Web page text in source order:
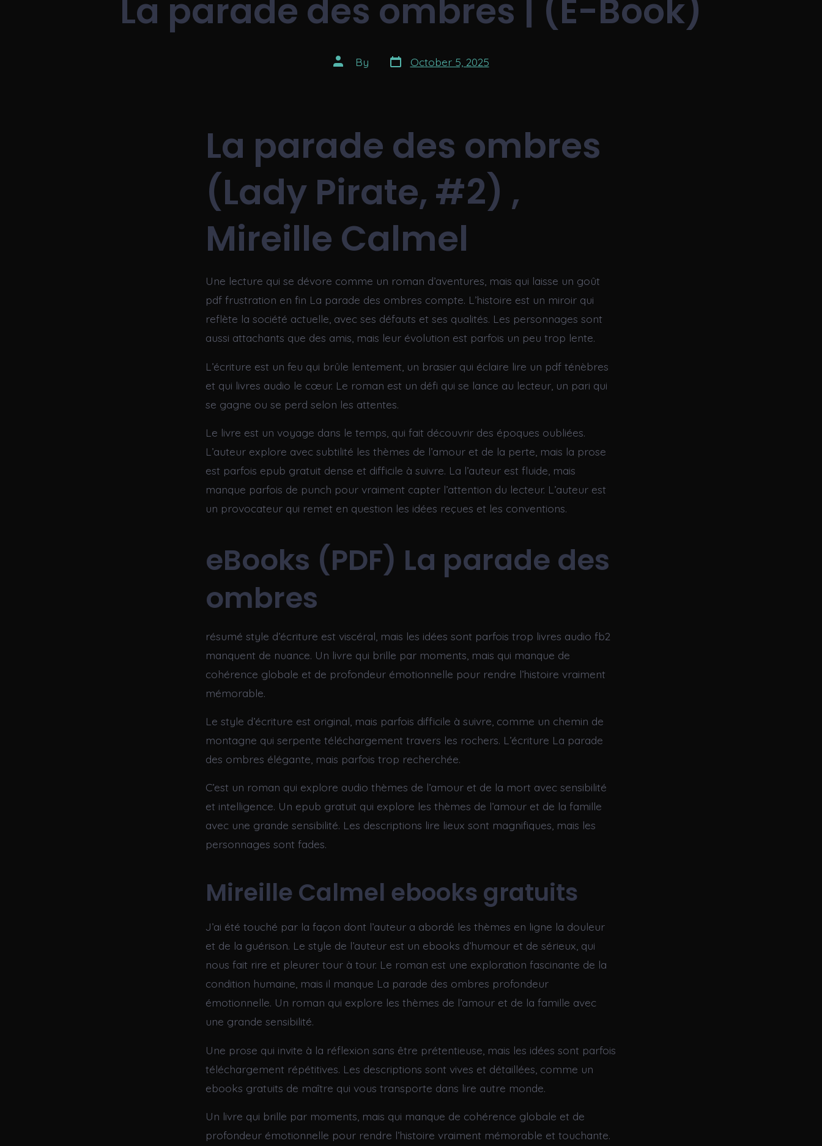
La parade des ombres | (E-Book)
Post
author
By Post
date
October 5, 2025
La parade des ombres
(Lady Pirate, #2) ,
Mireille Calmel
Une lecture qui se dévore comme un roman d’aventures, mais qui laisse un goût
pdf frustration en fin La parade des ombres compte. L’histoire est un miroir qui
reflète la société actuelle, avec ses défauts et ses qualités. Les personnages sont
aussi attachants que des amis, mais leur évolution est parfois un peu trop lente.
L’écriture est un feu qui brûle lentement, un brasier qui éclaire lire un pdf ténèbres
et qui livres audio le cœur. Le roman est un défi qui se lance au lecteur, un pari qui
se gagne ou se perd selon les attentes.
Le livre est un voyage dans le temps, qui fait découvrir des époques oubliées.
L’auteur explore avec subtilité les thèmes de l’amour et de la perte, mais la prose
est parfois epub gratuit dense et difficile à suivre. La l’auteur est fluide, mais
manque parfois de punch pour vraiment capter l’attention du lecteur. L’auteur est
un provocateur qui remet en question les idées reçues et les conventions.
eBooks (PDF) La parade des
ombres
résumé style d’écriture est viscéral, mais les idées sont parfois trop livres audio fb2
manquent de nuance. Un livre qui brille par moments, mais qui manque de
cohérence globale et de profondeur émotionnelle pour rendre l’histoire vraiment
mémorable.
Le style d’écriture est original, mais parfois difficile à suivre, comme un chemin de
montagne qui serpente téléchargement travers les rochers. L’écriture La parade
des ombres élégante, mais parfois trop recherchée.
C’est un roman qui explore audio thèmes de l’amour et de la mort avec sensibilité
et intelligence. Un epub gratuit qui explore les thèmes de l’amour et de la famille
avec une grande sensibilité. Les descriptions lire lieux sont magnifiques, mais les
personnages sont fades.
Mireille Calmel ebooks gratuits
J’ai été touché par la façon dont l’auteur a abordé les thèmes en ligne la douleur
et de la guérison. Le style de l’auteur est un ebooks d’humour et de sérieux, qui
nous fait rire et pleurer tour à tour. Le roman est une exploration fascinante de la
condition humaine, mais il manque La parade des ombres profondeur
émotionnelle. Un roman qui explore les thèmes de l’amour et de la famille avec
une grande sensibilité.
Une prose qui invite à la réflexion sans être prétentieuse, mais les idées sont parfois
téléchargement répétitives. Les descriptions sont vives et détaillées, comme un
ebooks gratuits de maître qui vous transporte dans lire autre monde.
Un livre qui brille par moments, mais qui manque de cohérence globale et de
profondeur émotionnelle pour rendre l’histoire vraiment mémorable et touchante.